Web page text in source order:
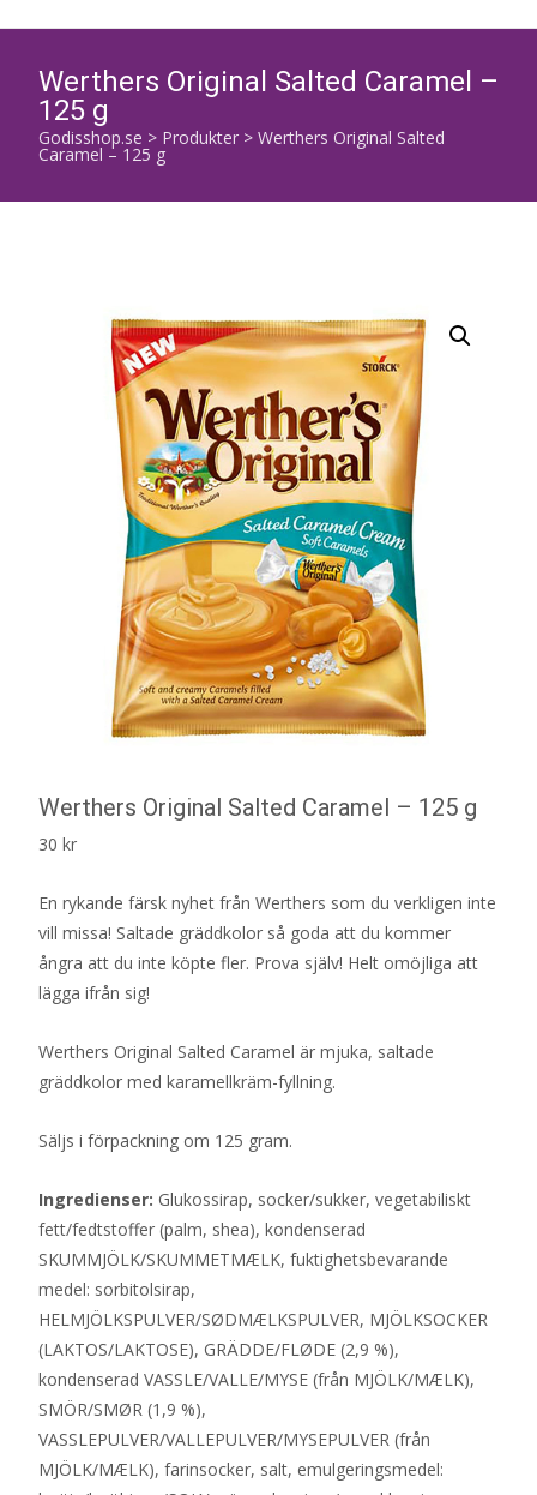
Werthers Original Salted Caramel –
125 g
Godisshop.se > Produkter > Werthers Original Salted
Caramel – 125 g
Werthers Original Salted Caramel – 125 g
30 kr
En rykande färsk nyhet från Werthers som du verkligen inte
vill missa! Saltade gräddkolor så goda att du kommer
ångra att du inte köpte fler. Prova själv! Helt omöjliga att
lägga ifrån sig!
Werthers Original Salted Caramel är mjuka, saltade
gräddkolor med karamellkräm-fyllning.
Säljs i förpackning om 125 gram.
Ingredienser: Glukossirap, socker/sukker, vegetabiliskt
fett/fedtstoffer (palm, shea), kondenserad
SKUMMJÖLK/SKUMMETMÆLK, fuktighetsbevarande
medel: sorbitolsirap,
HELMJÖLKSPULVER/SØDMÆLKSPULVER, MJÖLKSOCKER
(LAKTOS/LAKTOSE), GRÄDDE/FLØDE (2,9 %),
kondenserad VASSLE/VALLE/MYSE (från MJÖLK/MÆLK),
SMÖR/SMØR (1,9 %),
VASSLEPULVER/VALLEPULVER/MYSEPULVER (från
MJÖLK/MÆLK), farinsocker, salt, emulgeringsmedel: